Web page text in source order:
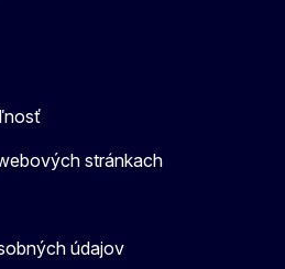
stránkach
údajov